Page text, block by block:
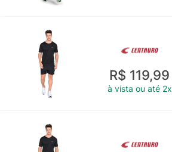
R$ 119,99
à vista ou até 2x